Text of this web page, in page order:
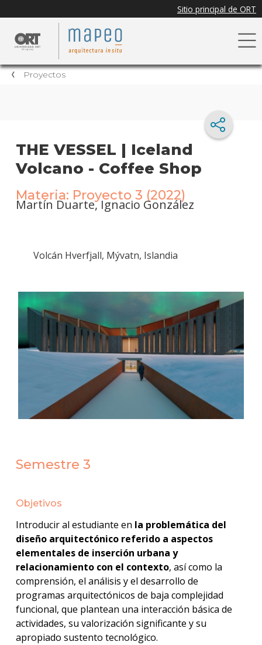
Proyectos
THE VESSEL | Iceland
Volcano - Coffee Shop
Materia: Proyecto 3 (2022)
Martín Duarte, Ignacio González
Semestre 3
Objetivos
Introducir al estudiante en la problemática del
diseño arquitectónico referido a aspectos
elementales de inserción urbana y
relacionamiento con el contexto, así como la
comprensión, el análisis y el desarrollo de
programas arquitectónicos de baja complejidad
funcional, que plantean una interacción básica de
actividades, su valorización significante y su
apropiado sustento tecnológico.
Volcán Hverfjall, Mývatn, Islandia